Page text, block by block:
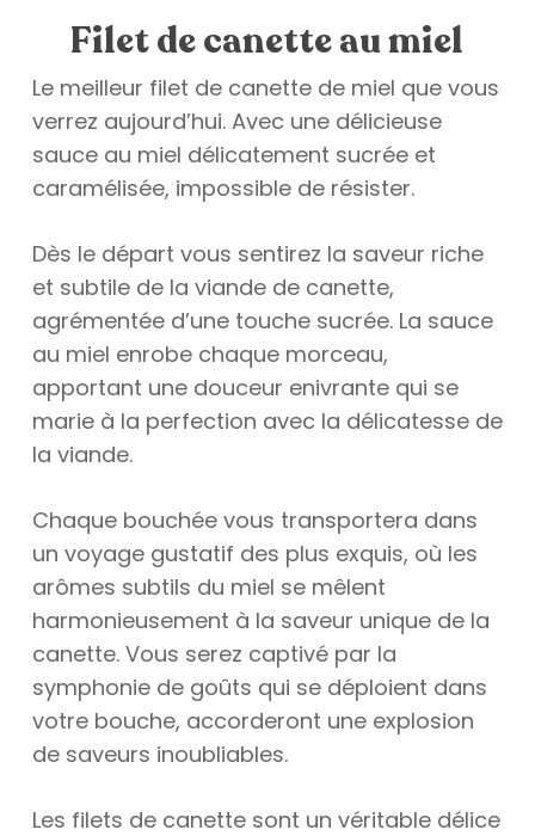
Filet de canette au miel
Le meilleur filet de canette de miel que vous
verrez aujourd’hui. Avec une délicieuse
sauce au miel délicatement sucrée et
caramélisée, impossible de résister.
Dès le départ vous sentirez la saveur riche
et subtile de la viande de canette,
agrémentée d’une touche sucrée. La sauce
au miel enrobe chaque morceau,
apportant une douceur enivrante qui se
marie à la perfection avec la délicatesse de
la viande.
Chaque bouchée vous transportera dans
un voyage gustatif des plus exquis, où les
arômes subtils du miel se mêlent
harmonieusement à la saveur unique de la
canette. Vous serez captivé par la
symphonie de goûts qui se déploient dans
votre bouche, accorderont une explosion
de saveurs inoubliables.
Les filets de canette sont un véritable délice